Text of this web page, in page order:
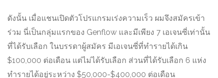
ดังนั้น เมื่อแชนเปิดตัวโปรแกรมเร่งความเร็ว ผมจึงสมัครเข้า
ร่วม นี่เป็นกลุ่มแรกของ Genflow และมีเพียง 7 เอเจนซี่เท่านั้น
ที่ได้รับเลือก ในบรรดาผู้สมัคร มีเอเจนซี่ที่ทำรายได้เกิน
$100,000 ต่อเดือน แต่ไม่ได้รับเลือก ส่วนที่ได้รับเลือก 6 แห่ง
ทำรายได้อยู่ระหว่าง $50,000-$400,000 ต่อเดือน